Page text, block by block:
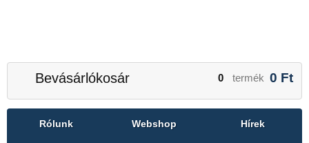
Bevásárlókosár 0 termék 0 Ft
Rólunk Webshop Hírek